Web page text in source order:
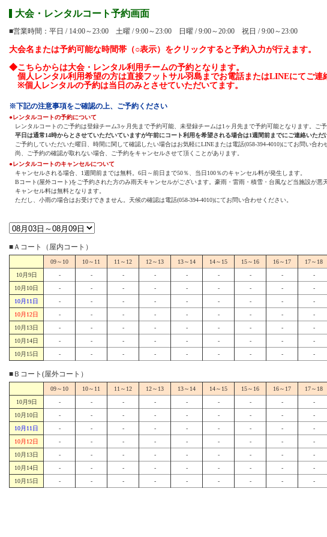
大会・レンタルコート予約画面
■営業時間：平日 / 14:00～23:00 土曜 / 9:00～23:00 日曜 / 9:00～20:00 祝日 / 9:00～23:00
大会名または予約可能な時間帯（○表示）をクリックすると予約入力が行えます。
◆こちらからは大会・レンタル利用チームの予約となります。
個人レンタル利用希望の方は直接フットサル羽島までお電話またはLINEにてご連
※個人レンタルの予約は当日のみとさせていただいてます。
※下記の注意事項をご確認の上、ご予約ください
●レンタルコートの予約について
レンタルコートのご予約は登録チーム3ヶ月先まで予約可能、未登録チームは1ヶ月先まで予約可能となります。ご予
平日は通常14時からとさせていただいていますが午前にコート利用を希望される場合は1週間前までにご連絡いただ
ご予約していただいた曜日、時間に関して確認したい場合はお気軽にLINEまたは電話(058-394-4010)にてお問い合わ
尚、ご予約の確認が取れない場合、ご予約をキャンセルさせて頂くことがあります。
●レンタルコートのキャンセルについて
キャンセルされる場合、1週間前までは無料。6日～前日まで50％、当日100％のキャンセル料が発生します。
Bコート(屋外コート)をご予約された方のみ雨天キャンセルがございます。豪雨・雷雨・積雪・台風など当施設が悪
キャンセル料は無料となります。
ただし、小雨の場合はお受けできません。天候の確認は電話(058-394-4010)にてお問い合わせください。
■Ａコート（屋内コート）
09～10 10～11 11～12 12～13 13～14 14～15 15～16 16～17 17～18
10月9日
- - - - - - - - -
10月10日
- - - - - - - - -
10月11日
- - - - - - - - -
10月12日
- - - - - - - - -
10月13日
- - - - - - - - -
10月14日
- - - - - - - - -
10月15日
- - - - - - - - -
■Ｂコート(屋外コート）
09～10 10～11 11～12 12～13 13～14 14～15 15～16 16～17 17～18
10月9日
- - - - - - - - -
10月10日
- - - - - - - - -
10月11日
- - - - - - - - -
10月12日
- - - - - - - - -
10月13日
- - - - - - - - -
10月14日
- - - - - - - - -
10月15日
- - - - - - - - -